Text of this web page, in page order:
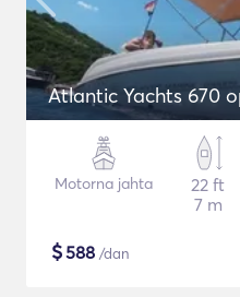
Atlantic Yachts 670
Motorna jahta
22 ft
7 m
$588 /dan